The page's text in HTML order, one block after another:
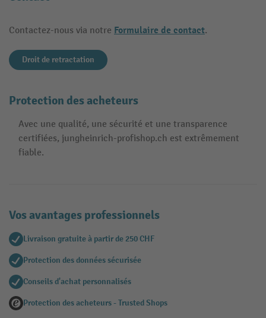
Contactez-nous via notre Formulaire de contact.
Droit de retractation
Protection des acheteurs
Avec une qualité, une sécurité et une transparence
certifiées, jungheinrich-profishop.ch est extrêmement
fiable.
Vos avantages professionnels
Livraison gratuite à partir de 250 CHF
Protection des données sécurisée
Conseils d'achat personnalisés
Protection des acheteurs - Trusted Shops